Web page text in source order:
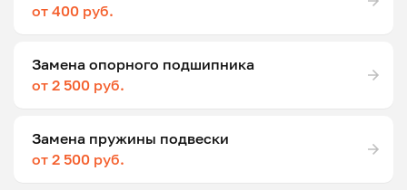
от 400 руб.
Замена опорного подшипника
от 2 500 руб.
Замена пружины подвески
от 2 500 руб.